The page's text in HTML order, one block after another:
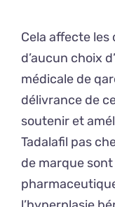
Cela affecte les
d’aucun choix
médicale de
délivrance de
soutenir et
Tadalafil pas
de marque